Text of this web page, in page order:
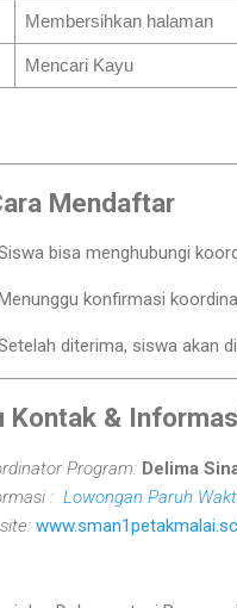
Membersihkan halaman
Mencari Kayu
Mendaftar
bisa menghubungi
Menunggu konfirmasi
diterima, siswa akan
Kontak &
Program: Delima
: Lowongan Paruh